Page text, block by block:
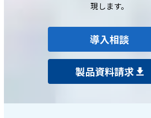
現します。
導入相談
製品資料請求